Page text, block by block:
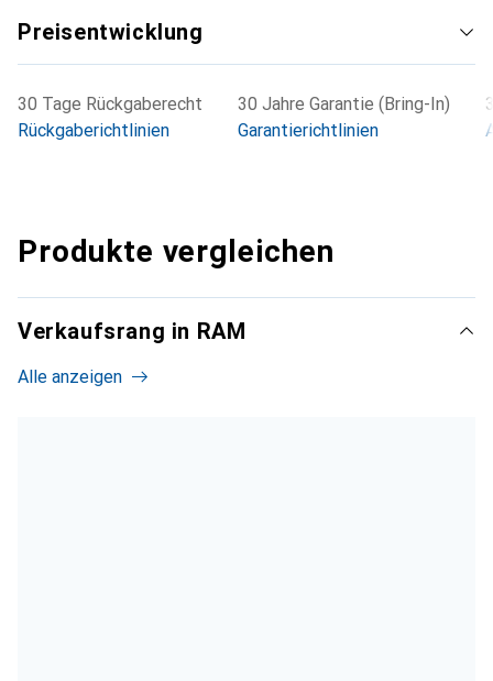
Preisentwicklung
30 Tage Rückgaberecht
Rückgaberichtlinien
30 Jahre Garantie (Bring-In)
Garantierichtlinien
Produkte vergleichen
Verkaufsrang in RAM
Alle anzeigen